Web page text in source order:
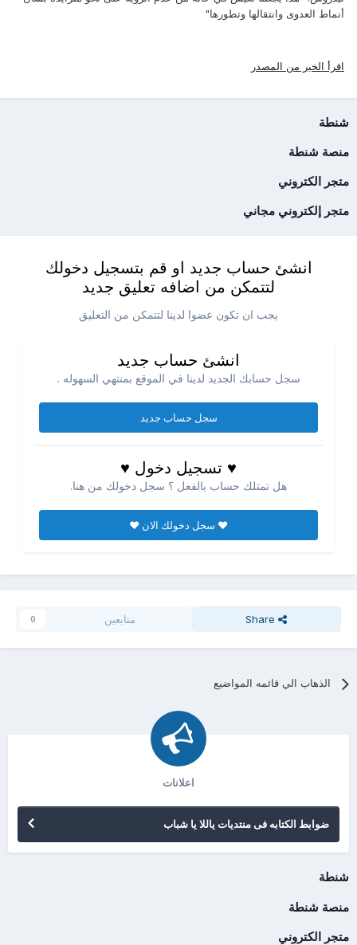
أنماط العدوى وانتقالها وتطورها"
اقرأ الخبر من المصدر
شنطة
منصة شنطة
متجر الكتروني
متجر إلكتروني مجاني
انشئ حساب جديد او قم بتسجيل دخولك
لتتمكن من اضافه تعليق جديد
يجب ان تكون عضوا لدينا لتتمكن من التعليق
انشئ حساب جديد
سجل حسابك الجديد لدينا في الموقع بمنتهي السهوله .
سجل حساب جديد
♥ تسجيل دخول ♥
هل تمتلك حساب بالفعل ؟ سجل دخولك من هنا.
♥ سجل دخولك الان ♥
Share متابعين 0
الذهاب الي قائمه المواضيع
اعلانات
ضوابط الكتابه فى منتديات ياللا يا شباب
شنطة
منصة شنطة
متجر الكتروني